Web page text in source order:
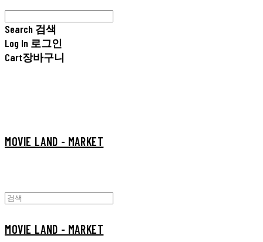
Search 검색
Log In 로그인
Cart장바구니
MOVIE LAND - MARKET
MOVIE LAND - MARKET